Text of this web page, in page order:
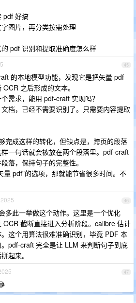
pdf 好搞
图片，再分类按需处理
pdf 识别和提取准确度怎么样
45
的本地模型功能，发现它是把矢量 pdf
之后形成的文本。
需求，能用 pdf-craft 实现吗？
档，已经不需要识别了。只需要内容提取
完成这样的转化，但缺点是，跨页的段落
一句话就会被放在两个段落里。pdf-craft
落，保持句子的完整性。
量 pdf"的选项，那就能节省很多时间。不
46
多此一举做这个动作。这里是一个优化
OCR 截断直接进入分析阶段。calibre 估计
这个用算法很难准确识别，毕竟 PDF 本
pdf-craft 完全是让 LLM 来判断句子到底
起来。
47